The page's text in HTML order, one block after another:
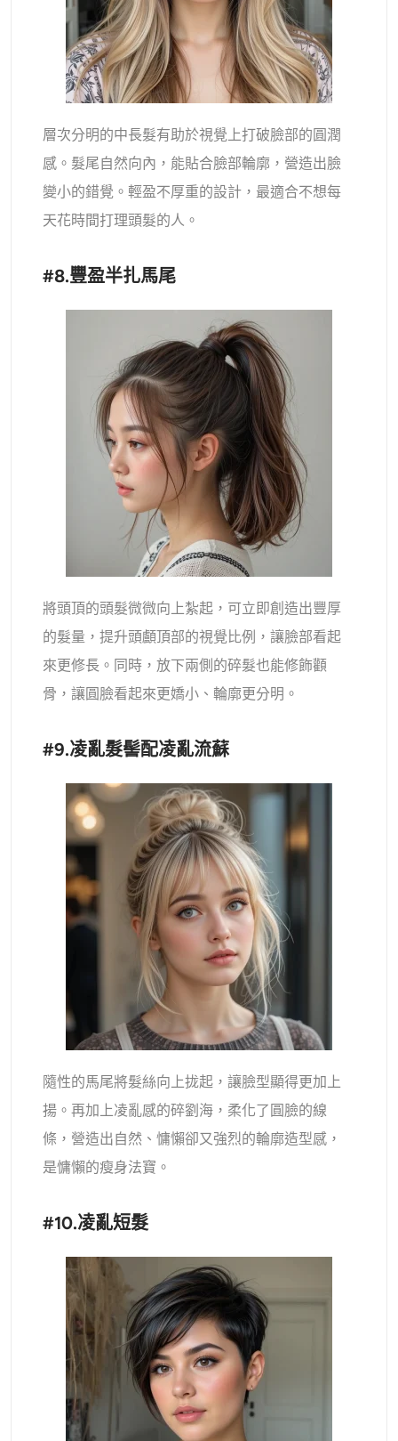
層次分明的中長髮有助於視覺上打破臉部的圓潤
感。髮尾自然向內，能貼合臉部輪廓，營造出臉
變小的錯覺。輕盈不厚重的設計，最適合不想每
天花時間打理頭髮的人。
#8.豐盈半扎馬尾
將頭頂的頭髮微微向上紮起，可立即創造出豐厚
的髮量，提升頭顱頂部的視覺比例，讓臉部看起
來更修長。同時，放下兩側的碎髮也能修飾顴
骨，讓圓臉看起來更嬌小、輪廓更分明。
#9.凌亂髮髻配凌亂流蘇
隨性的馬尾將髮絲向上拢起，讓臉型顯得更加上
揚。再加上凌亂感的碎劉海，柔化了圓臉的線
條，營造出自然、慵懶卻又強烈的輪廓造型感，
是慵懶的瘦身法寶。
#10.凌亂短髮